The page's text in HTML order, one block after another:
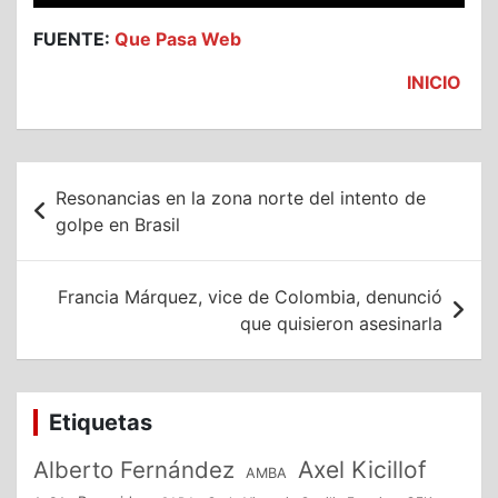
FUENTE: Que Pasa Web
INICIO
Navegación
de
entradas
Resonancias en la zona norte del intento de
golpe en Brasil
Francia Márquez, vice de Colombia, denunció
que quisieron asesinarla
Etiquetas
Alberto Fernández AMBA Axel Kicillof